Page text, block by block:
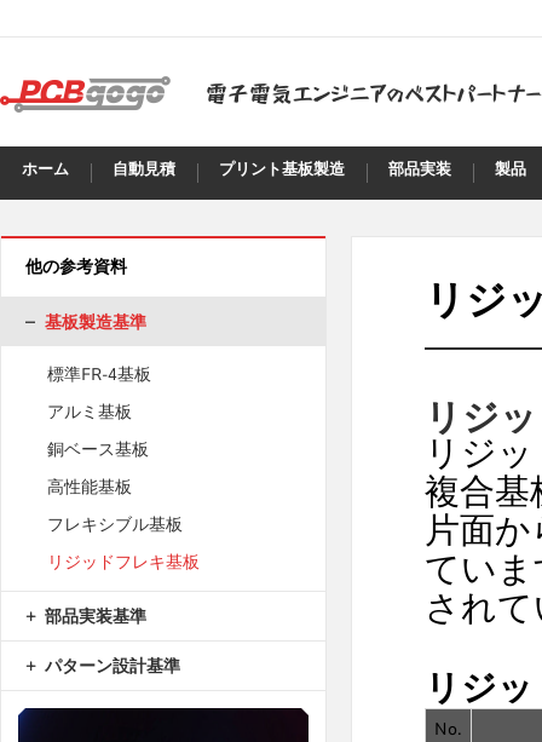
ホーム 自動見積 プリント基板製造 部品実装 製品
他の参考資料
基板製造基準
標準FR-4基板
アルミ基板
銅ベース基板
高性能基板
フレキシブル基板
リジッドフレキ基板
部品実装基準
パターン設計基準
リジ
リジ
リジ
複合基
片面
ていま
され
リジ
No.